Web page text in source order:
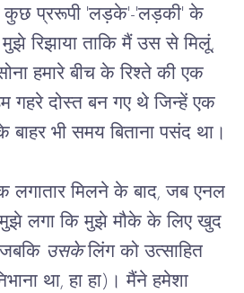
कुछ प्ररूपी 'लड़के'-'लड़की' के
रिझाया ताकि मैं उस से मिलूं,
हमारे बीच के रिश्ते की एक
गहरे दोस्त बन गए थे जिन्हें एक
भी समय बिताना पसंद था।
लगातार मिलने के बाद, जब एनल
लगा कि मुझे मौके के लिए खुद
उसके लिंग को उत्साहित
था, हा हा)। मैंने हमेशा